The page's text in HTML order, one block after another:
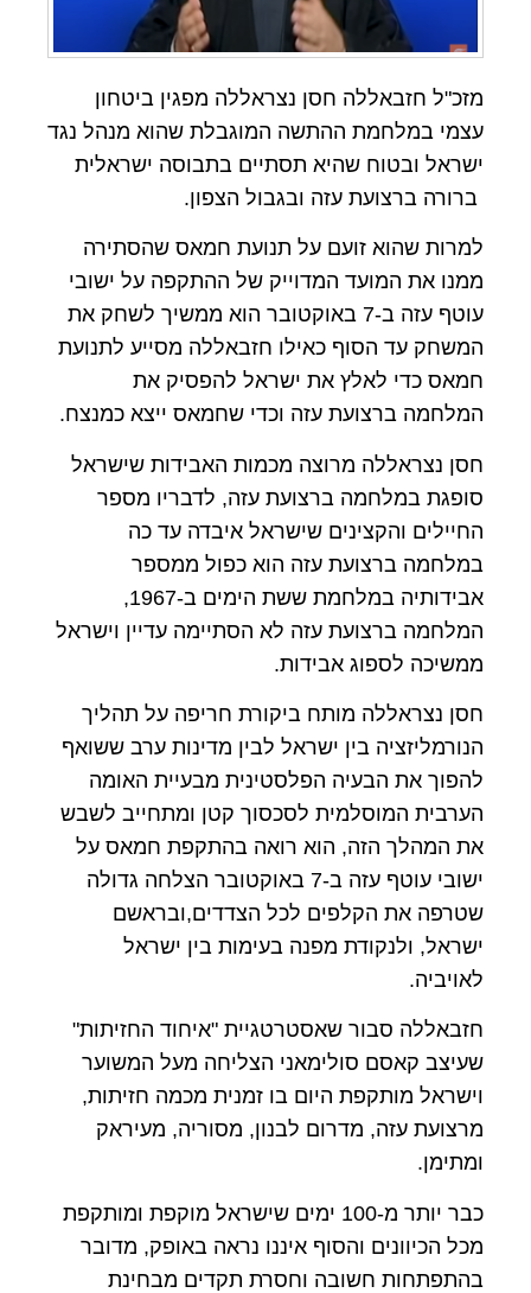
מזכ"ל חזבאללה חסן נצראללה מפגין ביטחון
עצמי במלחמת ההתשה המוגבלת שהוא מנהל נגד
ישראל ובטוח שהיא תסתיים בתבוסה ישראלית
ברורה ברצועת עזה ובגבול הצפון.
למרות שהוא זועם על תנועת חמאס שהסתירה
ממנו את המועד המדוייק של ההתקפה על ישובי
עוטף עזה ב-7 באוקטובר הוא ממשיך לשחק את
המשחק עד הסוף כאילו חזבאללה מסייע לתנועת
חמאס כדי לאלץ את ישראל להפסיק את
המלחמה ברצועת עזה וכדי שחמאס ייצא כמנצח.
חסן נצראללה מרוצה מכמות האבידות שישראל
סופגת במלחמה ברצועת עזה, לדבריו מספר
החיילים והקצינים שישראל איבדה עד כה
במלחמה ברצועת עזה הוא כפול ממספר
אבידותיה במלחמת ששת הימים ב-1967,
המלחמה ברצועת עזה לא הסתיימה עדיין וישראל
ממשיכה לספוג אבידות.
חסן נצראללה מותח ביקורת חריפה על תהליך
הנורמליזציה בין ישראל לבין מדינות ערב ששואף
להפוך את הבעיה הפלסטינית מבעיית האומה
הערבית המוסלמית לסכסוך קטן ומתחייב לשבש
את המהלך הזה, הוא רואה בהתקפת חמאס על
ישובי עוטף עזה ב-7 באוקטובר הצלחה גדולה
שטרפה את הקלפים לכל הצדדים,ובראשם
ישראל, ולנקודת מפנה בעימות בין ישראל
לאויביה.
חזבאללה סבור שאסטרטגיית "איחוד החזיתות"
שעיצב קאסם סולימאני הצליחה מעל המשוער
וישראל מותקפת היום בו זמנית מכמה חזיתות,
מרצועת עזה, מדרום לבנון, מסוריה, מעיראק
ומתימן.
כבר יותר מ-100 ימים שישראל מוקפת ומותקפת
מכל הכיוונים והסוף איננו נראה באופק, מדובר
בהתפתחות חשובה וחסרת תקדים מבחינת